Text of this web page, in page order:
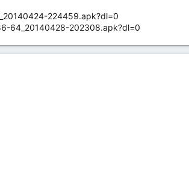
224459.apk?dl=0
64_20140428-202308.apk?dl=0